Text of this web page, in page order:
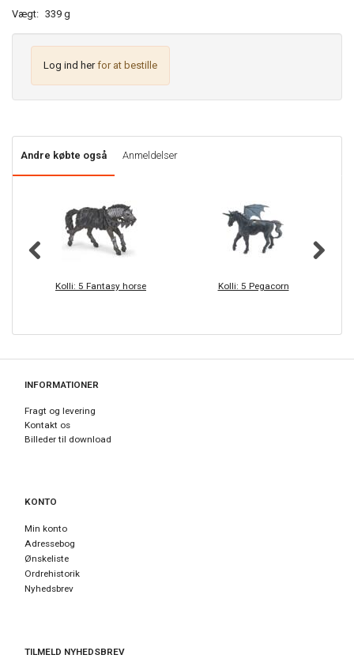
Vægt: 339 g
Log ind herfor at bestille
Andre købte også Anmeldelser
Kolli: 5 Fantasy horse Kolli: 5 Pegacorn
INFORMATIONER
Fragt og levering
Kontakt os
Billeder til download
KONTO
Min konto
Adressebog
Ønskeliste
Ordrehistorik
Nyhedsbrev
TILMELD NYHEDSBREV